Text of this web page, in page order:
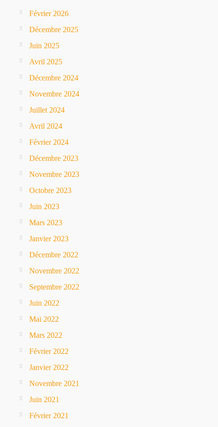
Février 2026
Décembre 2025
Juin 2025
Avril 2025
Décembre 2024
Novembre 2024
Juillet 2024
Avril 2024
Février 2024
Décembre 2023
Novembre 2023
Octobre 2023
Juin 2023
Mars 2023
Janvier 2023
Décembre 2022
Novembre 2022
Septembre 2022
Juin 2022
Mai 2022
Mars 2022
Février 2022
Janvier 2022
Novembre 2021
Juin 2021
Février 2021